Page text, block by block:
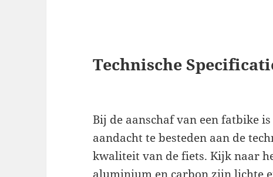
Technische
Bij de aanschaf van een fatbike
aandacht te besteden aan de
kwaliteit van de fiets. Kijk naar
aluminium en carbon zijn lichte